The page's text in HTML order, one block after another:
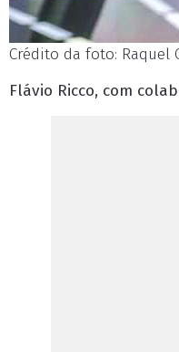
Crédito da foto: Raquel
Flávio Ricco, com